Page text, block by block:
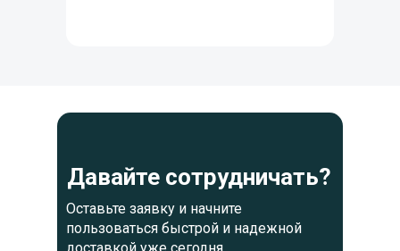
Давайте сотрудничать?
Оставьте заявку и начните
пользоваться быстрой и надежной